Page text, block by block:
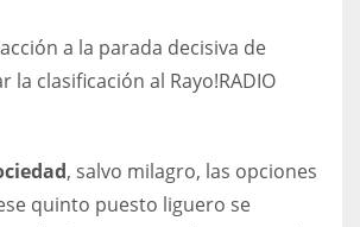
a la parada decisiva de
la clasificación al Rayo!RADIO
, salvo milagro, las opciones
quinto puesto liguero se